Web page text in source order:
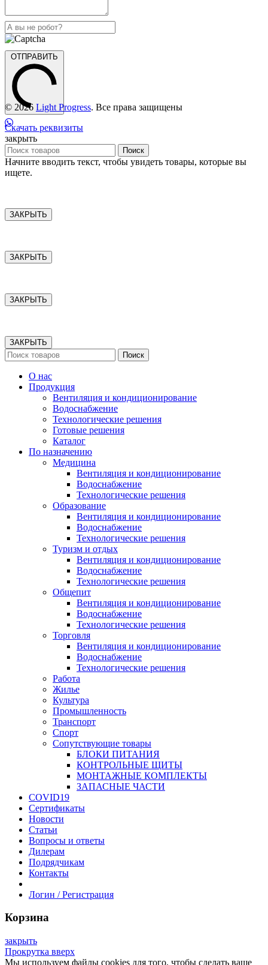
ОТПРАВИТЬ
© 2026 Light Progress. Все права защищены
Скачать реквизиты
закрыть
Поиск
Начните вводить текст, чтобы увидеть товары, которые вы
ищете.
ЗАКРЫТЬ
ЗАКРЫТЬ
ЗАКРЫТЬ
ЗАКРЫТЬ
Поиск
О нас
Продукция
Вентиляция и кондиционирование
Водоснабжение
Технологические решения
Готовые решения
Каталог
По назначению
Медицина
Вентиляция и кондиционирование
Водоснабжение
Технологические решения
Образование
Вентиляция и кондиционирование
Водоснабжение
Технологические решения
Туризм и отдых
Вентиляция и кондиционирование
Водоснабжение
Технологические решения
Общепит
Вентиляция и кондиционирование
Водоснабжение
Технологические решения
Торговля
Вентиляция и кондиционирование
Водоснабжение
Технологические решения
Работа
Жилье
Культура
Промышленность
Транспорт
Спорт
Сопутствующие товары
БЛОКИ ПИТАНИЯ
КОНТРОЛЬНЫЕ ЩИТЫ
МОНТАЖНЫЕ КОМПЛЕКТЫ
ЗАПАСНЫЕ ЧАСТИ
COVID19
Сертификаты
Новости
Статьи
Вопросы и ответы
Дилерам
Подрядчикам
Контакты
Логин / Регистрация
Корзина
закрыть
Прокрутка вверх
Мы используем файлы cookies для того, чтобы сделать ваше